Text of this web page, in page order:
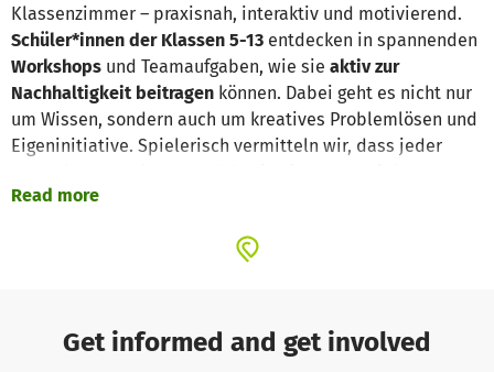
Klassenzimmer – praxisnah, interaktiv und motivierend.
Schüler*innen der Klassen 5-13 entdecken in spannenden
Workshops und Teamaufgaben, wie sie aktiv zur
Nachhaltigkeit beitragen können. Dabei geht es nicht nur
um Wissen, sondern auch um kreatives Problemlösen und
Eigeninitiative. Spielerisch vermitteln wir, dass jeder
Themencamps
Klima-Camps finden bundesweit in Schulen an ganzen
Als gemeinnütziges Unternehmen finanzieren wir Klima-
Read more
Get informed and get involved